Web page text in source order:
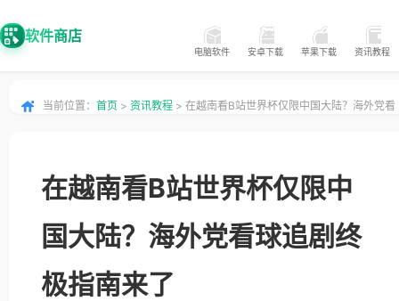
软件商店
电脑软件 安卓下载 苹果下载 资讯教程
当前位置： 首页 > 资讯教程 > 在越南看B站世界杯仅限中国大陆？海外党看
在越南看B站世界杯仅限中
国大陆？海外党看球追剧终
极指南来了